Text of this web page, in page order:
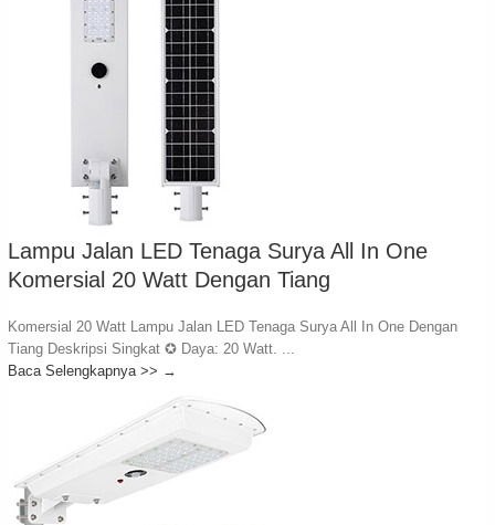
Lampu Jalan LED Tenaga Surya All In One
Komersial 20 Watt Dengan Tiang
Komersial 20 Watt Lampu Jalan LED Tenaga Surya All In One Dengan
Tiang Deskripsi Singkat ✪ Daya: 20 Watt. ...
Baca Selengkapnya >> →